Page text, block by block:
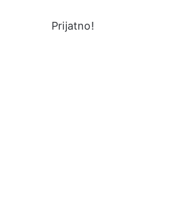
Prijatno!